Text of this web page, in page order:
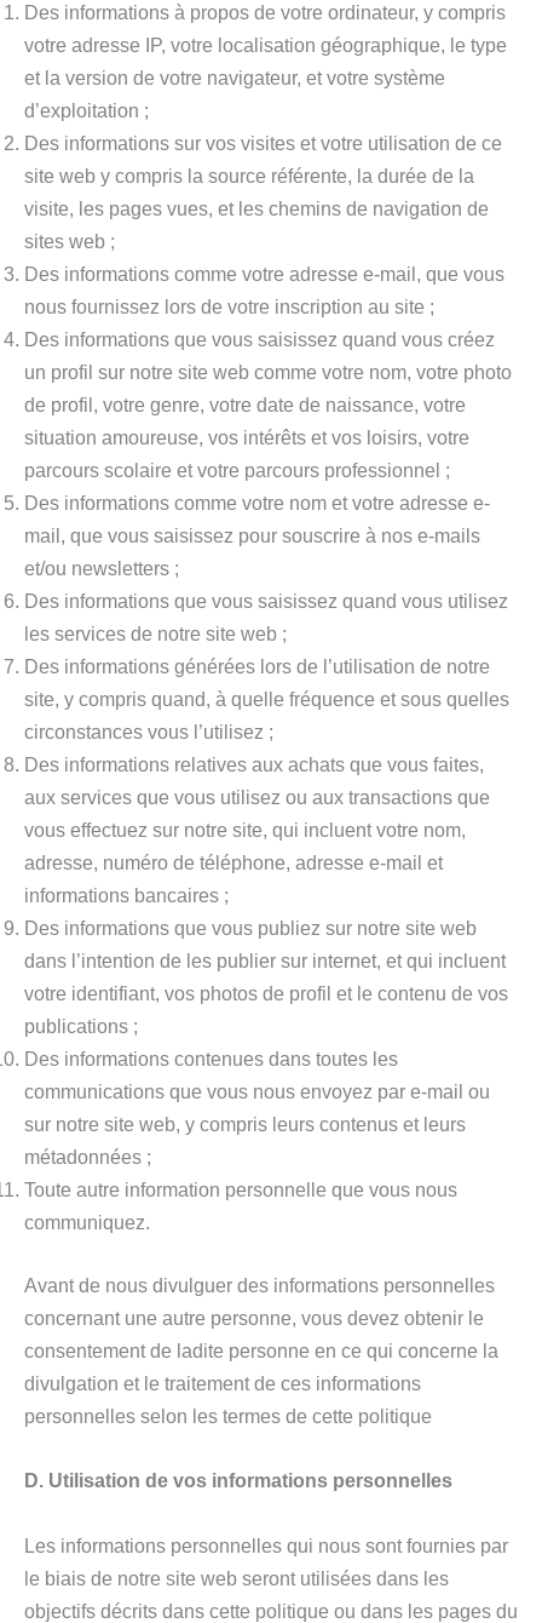
Des informations à propos de votre ordinateur, y compris
votre adresse IP, votre localisation géographique, le type
et la version de votre navigateur, et votre système
d’exploitation ;
Des informations sur vos visites et votre utilisation de ce
site web y compris la source référente, la durée de la
visite, les pages vues, et les chemins de navigation de
sites web ;
Des informations comme votre adresse e-mail, que vous
nous fournissez lors de votre inscription au site ;
Des informations que vous saisissez quand vous créez
un profil sur notre site web comme votre nom, votre photo
de profil, votre genre, votre date de naissance, votre
situation amoureuse, vos intérêts et vos loisirs, votre
parcours scolaire et votre parcours professionnel ;
Des informations comme votre nom et votre adresse e-
mail, que vous saisissez pour souscrire à nos e-mails
et/ou newsletters ;
Des informations que vous saisissez quand vous utilisez
les services de notre site web ;
Des informations générées lors de l’utilisation de notre
site, y compris quand, à quelle fréquence et sous quelles
circonstances vous l’utilisez ;
Des informations relatives aux achats que vous faites,
aux services que vous utilisez ou aux transactions que
vous effectuez sur notre site, qui incluent votre nom,
adresse, numéro de téléphone, adresse e-mail et
informations bancaires ;
Des informations que vous publiez sur notre site web
dans l’intention de les publier sur internet, et qui incluent
votre identifiant, vos photos de profil et le contenu de vos
publications ;
Des informations contenues dans toutes les
communications que vous nous envoyez par e-mail ou
sur notre site web, y compris leurs contenus et leurs
métadonnées ;
Toute autre information personnelle que vous nous
communiquez.
Avant de nous divulguer des informations personnelles
concernant une autre personne, vous devez obtenir le
consentement de ladite personne en ce qui concerne la
divulgation et le traitement de ces informations
personnelles selon les termes de cette politique
D. Utilisation de vos informations personnelles
Les informations personnelles qui nous sont fournies par
le biais de notre site web seront utilisées dans les
objectifs décrits dans cette politique ou dans les pages du